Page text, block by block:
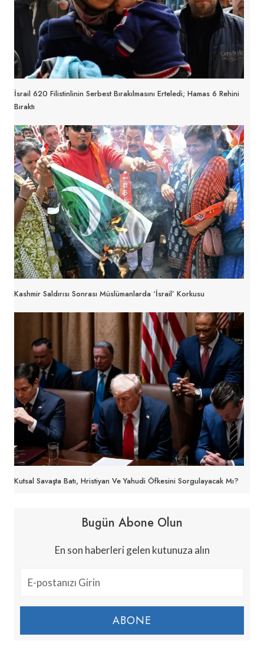
İsrail 620 Filistinlinin Serbest Bırakılmasını Erteledi; Hamas 6 Rehini
Bıraktı
Kashmir Saldırısı Sonrası Müslümanlarda ‘İsrail’ Korkusu
Kutsal Savaşta Batı, Hristiyan Ve Yahudi Öfkesini Sorgulayacak Mı?
Bugün Abone Olun
En son haberleri gelen kutunuza alın
ABONE